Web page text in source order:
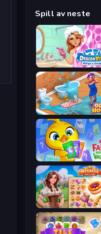
Spill av neste
Open House
Farm Merge Valley